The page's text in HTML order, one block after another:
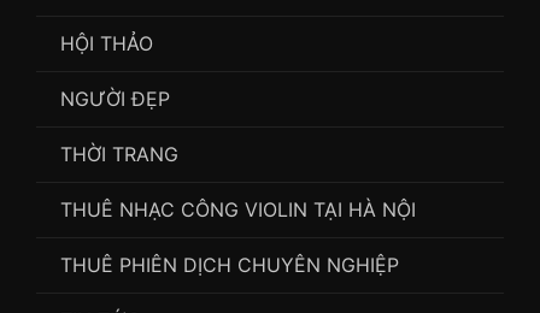
HỘI THẢO
NGƯỜI ĐẸP
THỜI TRANG
THUÊ NHẠC CÔNG VIOLIN TẠI HÀ NỘI
THUÊ PHIÊN DỊCH CHUYÊN NGHIỆP